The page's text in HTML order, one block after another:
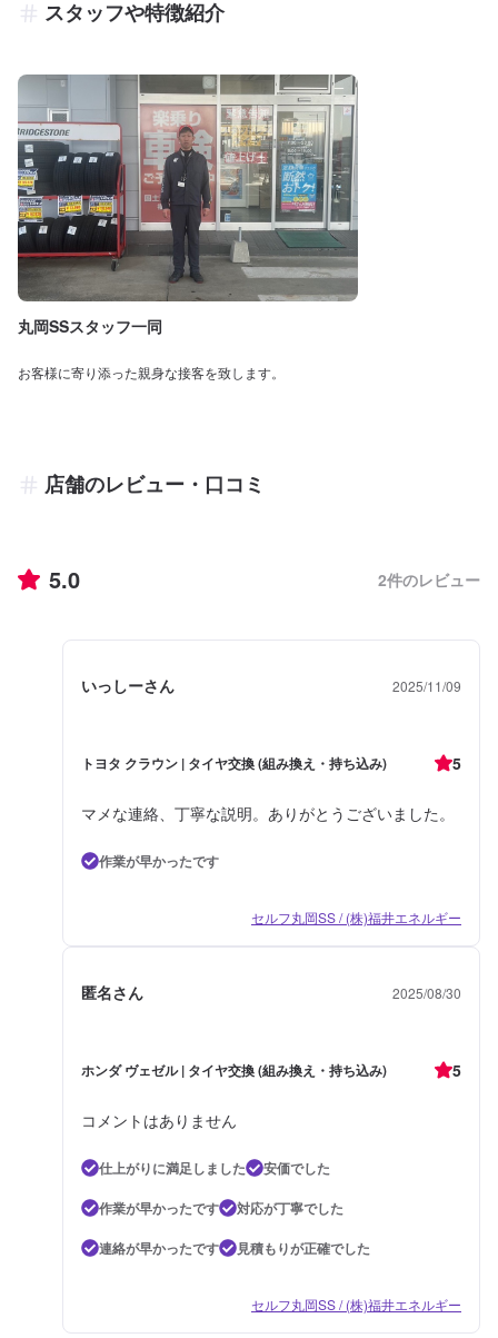
スタッフや特徴紹介
丸岡SSスタッフ一同
お客様に寄り添った親身な接客を致します。
店舗のレビュー・口コミ
5.0 2件のレビュー
いっしーさん 2025/11/09
トヨタ クラウン | タイヤ交換 (組み換え・持ち込み) 5
マメな連絡、丁寧な説明。ありがとうございました。
作業が早かったです
セルフ丸岡SS / (株)福井エネルギー
匿名さん 2025/08/30
ホンダ ヴェゼル | タイヤ交換 (組み換え・持ち込み) 5
コメントはありません
仕上がりに満足しました
安価でした
作業が早かったです
対応が丁寧でした
連絡が早かったです
見積もりが正確でした
セルフ丸岡SS / (株)福井エネルギー